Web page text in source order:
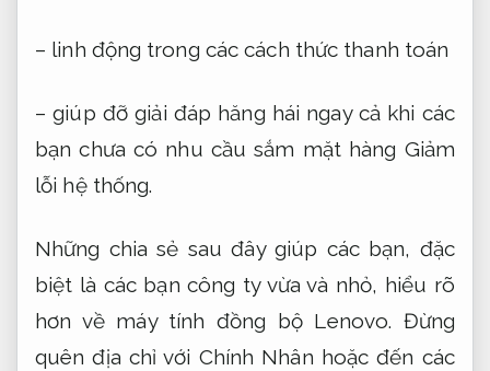
– linh động trong các cách thức thanh toán
– giúp đỡ giải đáp hăng hái ngay cả khi các
bạn chưa có nhu cầu sắm mặt hàng Giảm
lỗi hệ thống.
Những chia sẻ sau đây giúp các bạn, đặc
biệt là các bạn công ty vừa và nhỏ, hiểu rõ
hơn về máy tính đồng bộ Lenovo. Đừng
quên địa chỉ với Chính Nhân hoặc đến các